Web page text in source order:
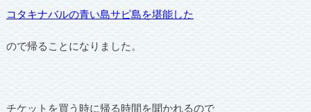
コタキナバルの青い島サピ島を堪能した
ので帰ることになりました。
チケットを買う時に帰る時間を聞かれるので